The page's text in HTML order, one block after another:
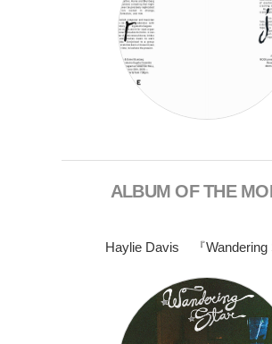
ALBUM OF THE
Haylie Davis 『Wandering